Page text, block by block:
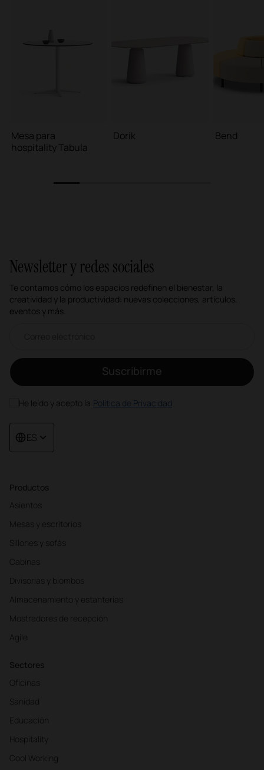
Mesa para
hospitality Tabula
Dorik Bend
Productos
Asientos
Mesas y escritorios
Sillones y sofás
Cabinas
Divisorias y biombos
Almacenamiento y estanterías
Mostradores de recepción
Agile
Sectores
Oficinas
Sanidad
Educación
Hospitality
Cool Working
Newsletter y redes sociales
Te contamos cómo los espacios redefinen el bienestar, la
creatividad y la productividad: nuevas colecciones, artículos,
eventos y más.
Suscribirme
He leído y acepto la Política de Privacidad
ES